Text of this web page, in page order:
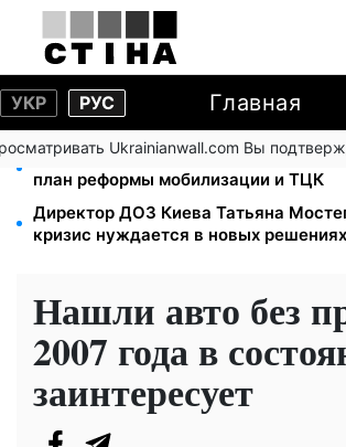
УКР РУС Главная
Ukrainianwall.com Вы
200+ тысяч в СЗЧ, миллионы в
план реформы мобилизации и ТЦК
Директор ДОЗ Киева Татьяна
кризис нуждается в новых
Нашли авто без
2007 года в
заинтересует